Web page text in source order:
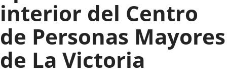
interior del Centro
de Personas Mayores
de La Victoria